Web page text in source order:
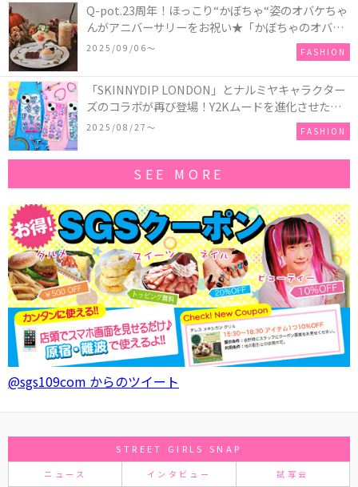
Q-pot.23周年！ほっこり“かぼちゃ“姿のオバケちゃ
んがアニバーサリーをお祝い★「かぼちゃのオバケ
ーキアクセサリー」が新発売！Q-pot CAFE.では
「かぼちゃのオバケーキプレート」も登場
2025/09/06〜 FASHION
「SKINNYDIP LONDON」とナルミヤキャラクター
ズのコラボが再び登場！Y2Kムードを進化させた新
作コレクションを発売♪
2025/08/27〜 FASHION
SEE MORE
@sgs109com からのツイート
STREET GIRLS SNAP
ニュース インタビュー 試写会